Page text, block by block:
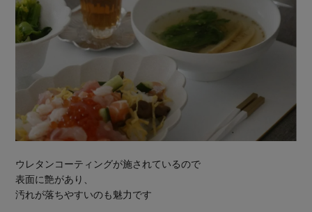
ウレタンコーティングが施されているので
表面に艶があり、
汚れが落ちやすいのも魅力です